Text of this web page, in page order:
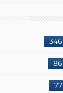
346
86
77